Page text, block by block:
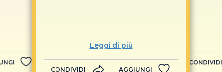
Leggi di più
CONDIVIDI AGGIUNGI
CONDIVIDI